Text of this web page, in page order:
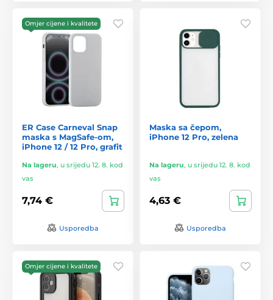
Omjer cijene i kvalitete
ER Case Carneval Snap
maska s MagSafe-om,
iPhone 12 / 12 Pro, grafit
Na lageru, u srijedu 12. 8. kod
vas
7,74 €
Usporedba
Maska sa čepom,
iPhone 12 Pro, zelena
Na lageru, u srijedu 12. 8. kod
vas
4,63 €
Usporedba
Omjer cijene i kvalitete